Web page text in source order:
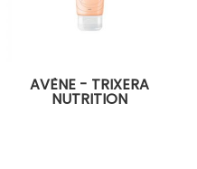
AVÈNE - TRIXERA
NUTRITION